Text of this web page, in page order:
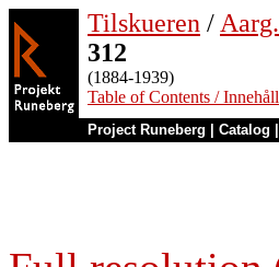
Tilskueren /
312
(1884-1939)
Table of Contents / Innehåll
Project Runeberg Catalog